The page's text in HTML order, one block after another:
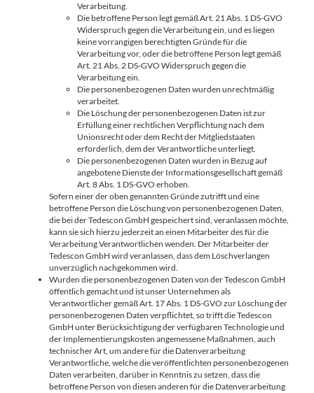
Verarbeitung.
Die betroffene Person legt gemäß Art. 21 Abs. 1 DS-GVO
Widerspruch gegen die Verarbeitung ein, und es liegen
keine vorrangigen berechtigten Gründe für die
Verarbeitung vor, oder die betroffene Person legt gemäß
Art. 21 Abs. 2 DS-GVO Widerspruch gegen die
Verarbeitung ein.
Die personenbezogenen Daten wurden unrechtmäßig
verarbeitet.
Die Löschung der personenbezogenen Daten ist zur
Erfüllung einer rechtlichen Verpflichtung nach dem
Unionsrecht oder dem Recht der Mitgliedstaaten
erforderlich, dem der Verantwortliche unterliegt.
Die personenbezogenen Daten wurden in Bezug auf
angebotene Dienste der Informationsgesellschaft gemäß
Art. 8 Abs. 1 DS-GVO erhoben.
Sofern einer der oben genannten Gründe zutrifft und eine
betroffene Person die Löschung von personenbezogenen Daten,
die bei der Tedescon GmbH gespeichert sind, veranlassen möchte,
kann sie sich hierzu jederzeit an einen Mitarbeiter des für die
Verarbeitung Verantwortlichen wenden. Der Mitarbeiter der
Tedescon GmbH wird veranlassen, dass dem Löschverlangen
unverzüglich nachgekommen wird.
Wurden die personenbezogenen Daten von der Tedescon GmbH
öffentlich gemacht und ist unser Unternehmen als
Verantwortlicher gemäß Art. 17 Abs. 1 DS-GVO zur Löschung der
personenbezogenen Daten verpflichtet, so trifft die Tedescon
GmbH unter Berücksichtigung der verfügbaren Technologie und
der Implementierungskosten angemessene Maßnahmen, auch
technischer Art, um andere für die Datenverarbeitung
Verantwortliche, welche die veröffentlichten personenbezogenen
Daten verarbeiten, darüber in Kenntnis zu setzen, dass die
betroffene Person von diesen anderen für die Datenverarbeitung